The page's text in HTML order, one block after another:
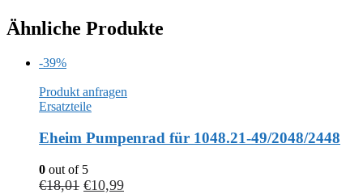
Ähnliche Produkte
-39%
Produkt anfragen
Ersatzteile
Eheim Pumpenrad für 1048.21-49/2048/2448
0 out of 5
€18,01 €10,99